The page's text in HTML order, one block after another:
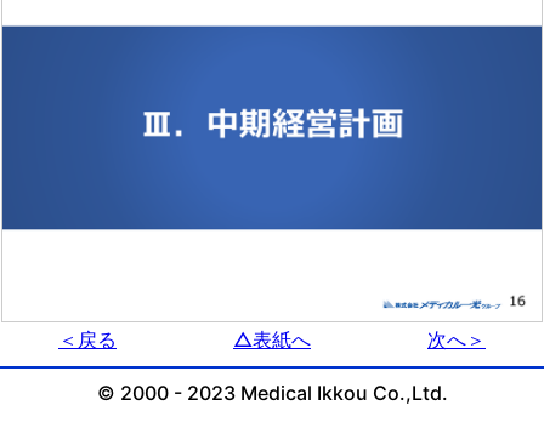
＜戻る △表紙へ 次へ＞
© 2000 - 2023 Medical Ikkou Co.,Ltd.